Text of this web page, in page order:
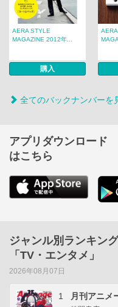
AERA STYLE
MAGAZINE 2012年...
購入
全てのバックナンバーを
アプリダウンロード
はこちら
ジャンル別ランキング
「TV・エンタメ」
2026年08月07日
1 月刊アニメ